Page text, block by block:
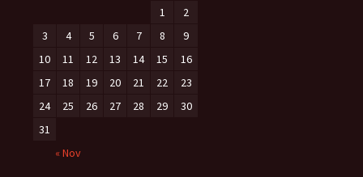
« Nov
1
2
3
4 5 6 7 8
9
10
11 12 13 14 15
16
17
18 19 20 21 22
23
24
25 26 27 28 29
30
31